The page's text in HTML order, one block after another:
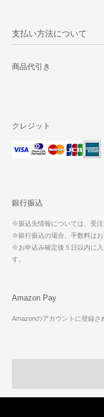
支払い方法について
商品代引き
クレジット
銀行振込
※振込先情報については、受注
※銀行振込の場合、手数料はお
※お申込み確定後５日以内に
す。
Amazon Pay
Amazonのアカウントに登録さ